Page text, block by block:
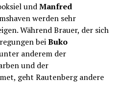
undManfred
werden sehr
Während Brauer, der sich
beiBuko
anderem der
und der
geht Rautenberg andere